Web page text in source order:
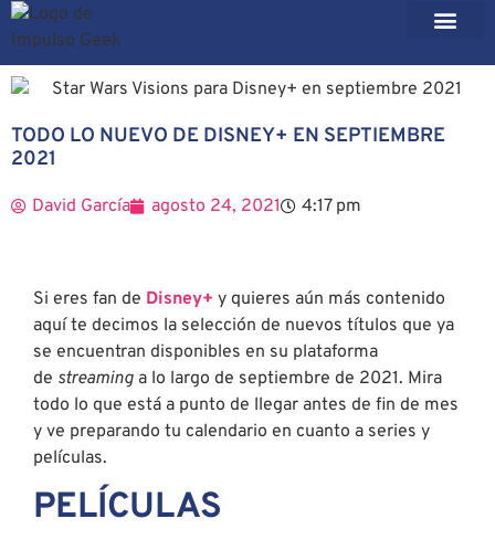
TODO LO NUEVO DE DISNEY+ EN SEPTIEMBRE
2021
David García agosto 24, 2021 4:17 pm
Si eres fan de Disney+ y quieres aún más contenido
aquí te decimos la selección de nuevos títulos que ya
se encuentran disponibles en su plataforma
de streaming a lo largo de septiembre de 2021. Mira
todo lo que está a punto de llegar antes de fin de mes
y ve preparando tu calendario en cuanto a series y
películas.
PELÍCULAS